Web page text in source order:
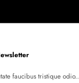
faucibus tristique odio..